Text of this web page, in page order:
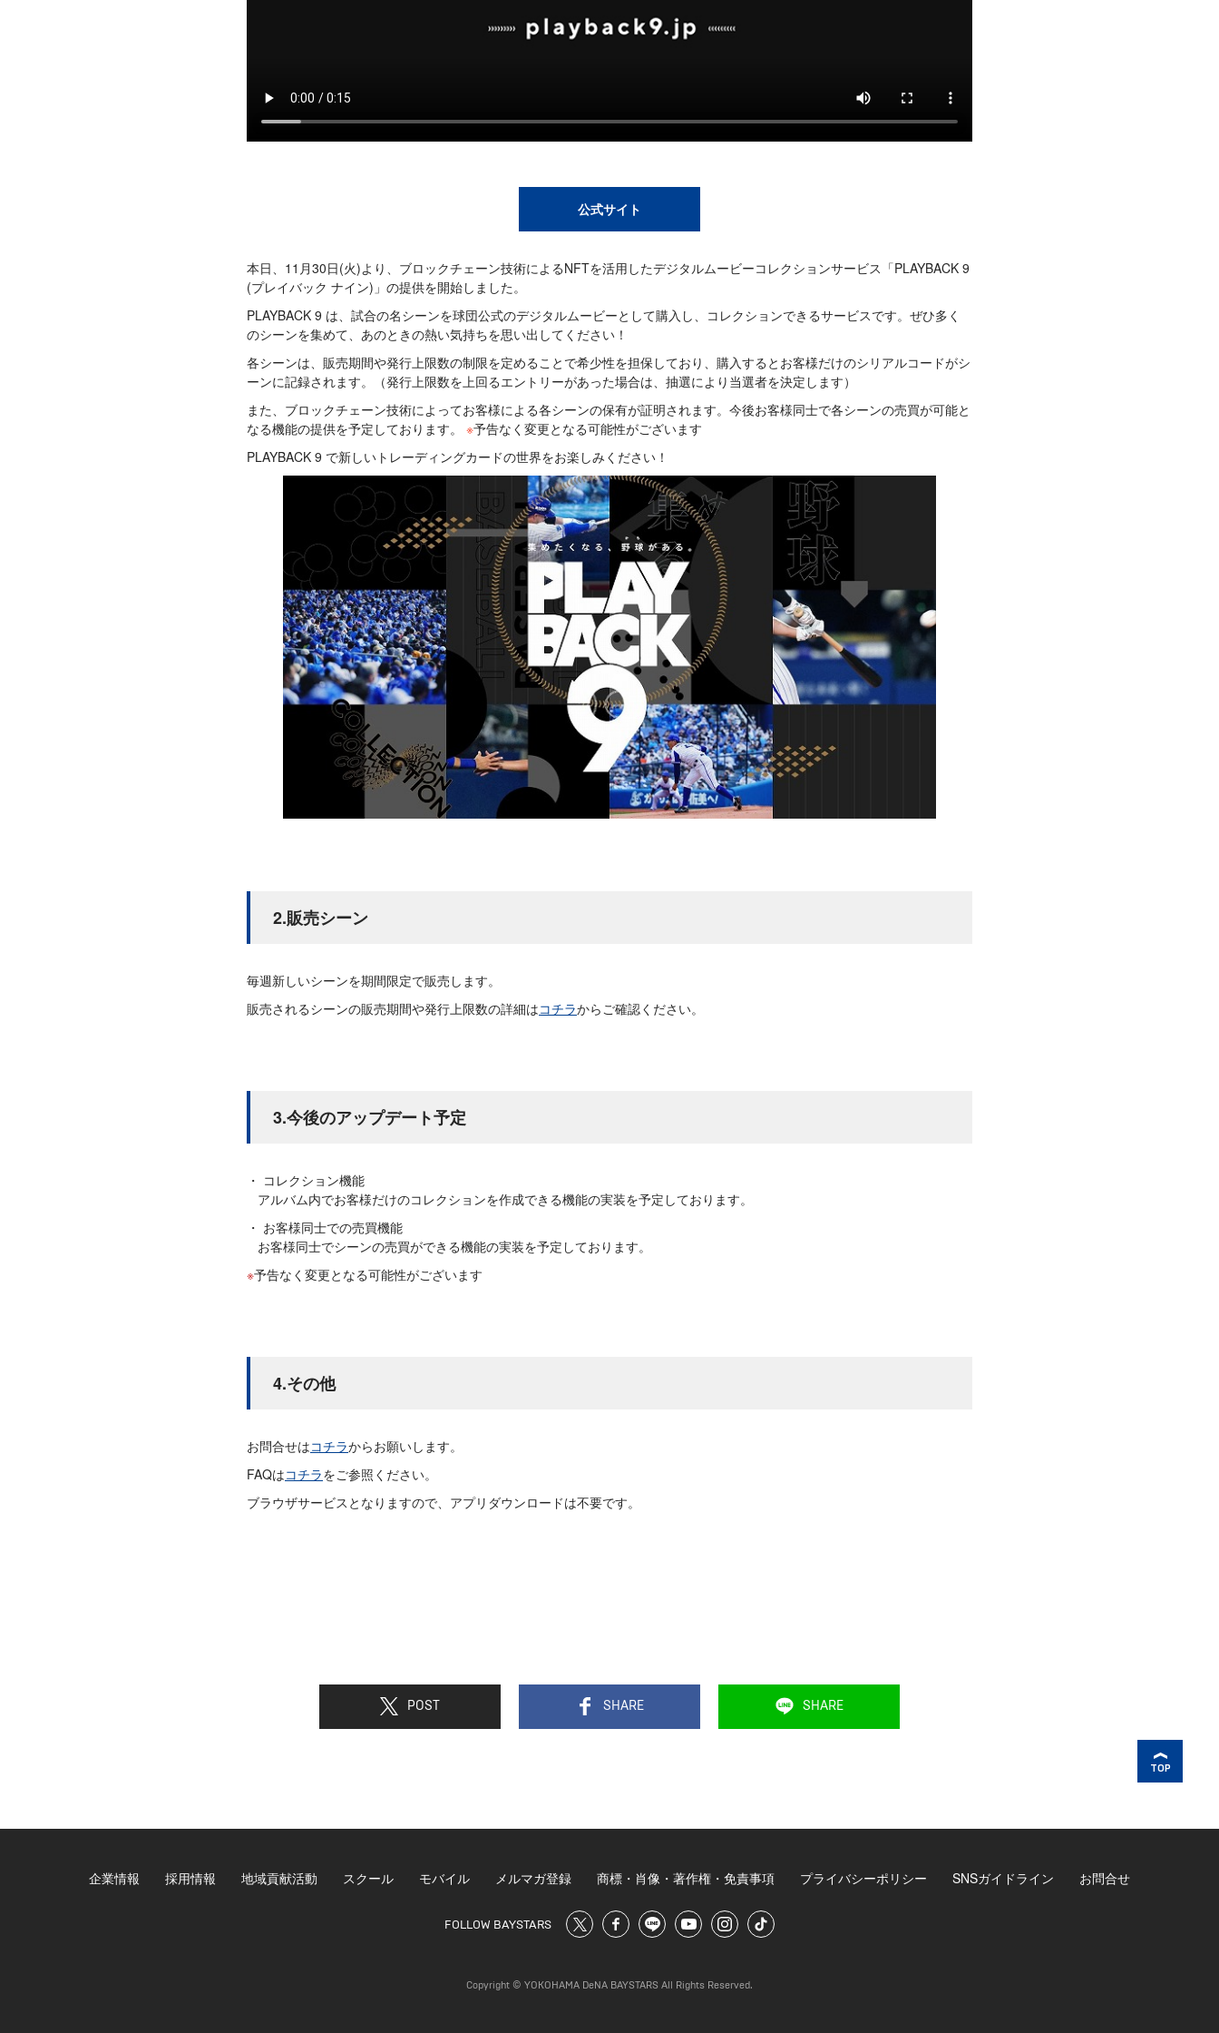
公式サイト
本日、11月30日(火)より、ブロックチェーン技術によるNFTを活用したデジタルムービーコレクションサービス「PLAYBACK 9
(プレイバック ナイン)」の提供を開始しました。
PLAYBACK 9 は、試合の名シーンを球団公式のデジタルムービーとして購入し、コレクションできるサービスです。ぜひ多く
のシーンを集めて、あのときの熱い気持ちを思い出してください！
各シーンは、販売期間や発行上限数の制限を定めることで希少性を担保しており、購入するとお客様だけのシリアルコードがシ
ーンに記録されます。（発行上限数を上回るエントリーがあった場合は、抽選により当選者を決定します）
また、ブロックチェーン技術によってお客様による各シーンの保有が証明されます。今後お客様同士で各シーンの売買が可能と
なる機能の提供を予定しております。 ※予告なく変更となる可能性がございます
PLAYBACK 9 で新しいトレーディングカードの世界をお楽しみください！
2.販売シーン
毎週新しいシーンを期間限定で販売します。
販売されるシーンの販売期間や発行上限数の詳細はコチラからご確認ください。
3.今後のアップデート予定
コレクション機能
アルバム内でお客様だけのコレクションを作成できる機能の実装を予定しております。
お客様同士での売買機能
お客様同士でシーンの売買ができる機能の実装を予定しております。
予告なく変更となる可能性がございます
4.その他
お問合せはコチラからお願いします。
FAQはコチラをご参照ください。
ブラウザサービスとなりますので、アプリダウンロードは不要です。
POST SHARE SHARE
TOP
企業情報 採用情報 地域貢献活動 スクール モバイル メルマガ登録 商標・肖像・著作権・免責事項 プライバシーポリシー SNSガイドライン お問合せ
FOLLOW BAYSTARS
Copyright © YOKOHAMA DeNA BAYSTARS All Rights Reserved.